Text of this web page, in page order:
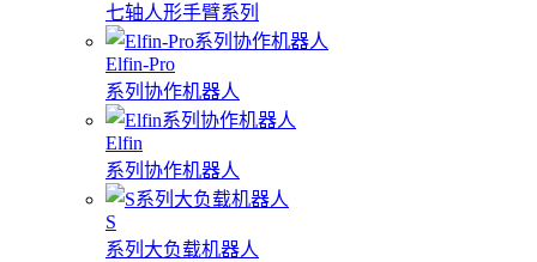
七轴人形手臂系列
Elfin-Pro
系列协作机器人
Elfin
系列协作机器人
S
系列大负载机器人